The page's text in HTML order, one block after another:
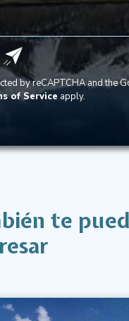
by reCAPTCHA and the
of Service apply.
te
y Turumtaykul